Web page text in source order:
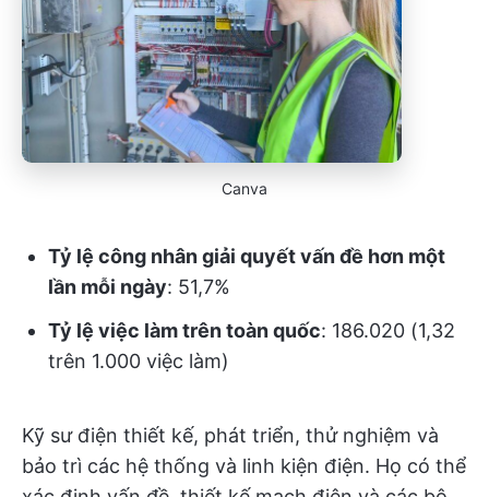
Canva
Tỷ lệ công nhân giải quyết vấn đề hơn một
lần mỗi ngày: 51,7%
Tỷ lệ việc làm trên toàn quốc: 186.020 (1,32
trên 1.000 việc làm)
Kỹ sư điện thiết kế, phát triển, thử nghiệm và
bảo trì các hệ thống và linh kiện điện. Họ có thể